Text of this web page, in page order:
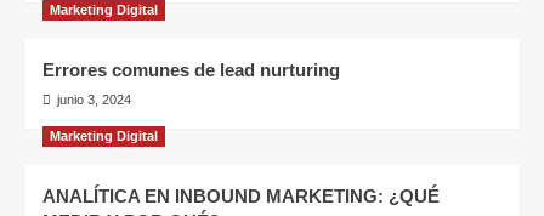
Marketing Digital
Errores comunes de lead nurturing
junio 3, 2024
Marketing Digital
ANALÍTICA EN INBOUND MARKETING: ¿QUÉ